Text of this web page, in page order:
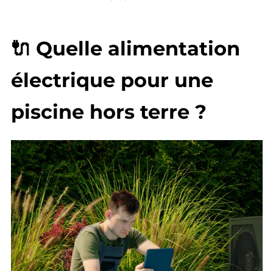
🔌 Quelle alimentation
électrique pour une
piscine hors terre ?